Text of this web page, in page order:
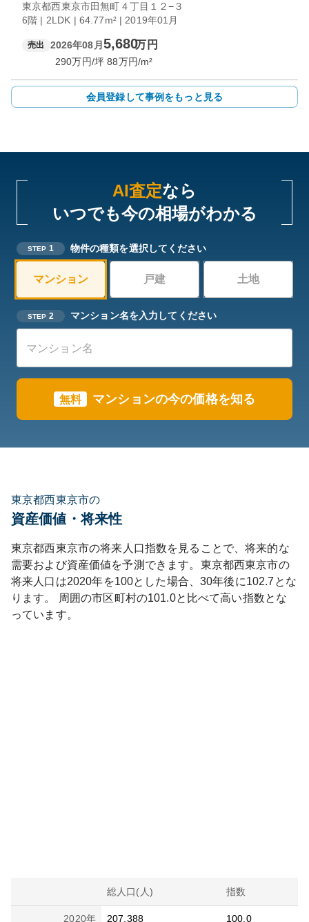
東京都西東京市田無町４丁目１２−３
6階 | 2LDK | 64.77m² | 2019年01月
売出 2026年08月 5,680万円
290万円/坪 88万円/m²
会員登録して事例をもっと見る
AI査定なら
いつでも今の相場がわかる
STEP 1 物件の種類を選択してください
マンション 戸建 土地
STEP 2 マンション名を入力してください
無料 マンションの今の価格を知る
東京都西東京市の
資産価値・将来性
東京都西東京市の将来人口指数を見ることで、将来的な
需要および資産価値を予測できます。 東京都西東京市の
将来人口は2020年を100とした場合、30年後に102.7 とな
ります。
周囲の市区町村の101.0と比べて高い指数とな
っています。
総人口(人) 指数
2020年 207,388 100.0